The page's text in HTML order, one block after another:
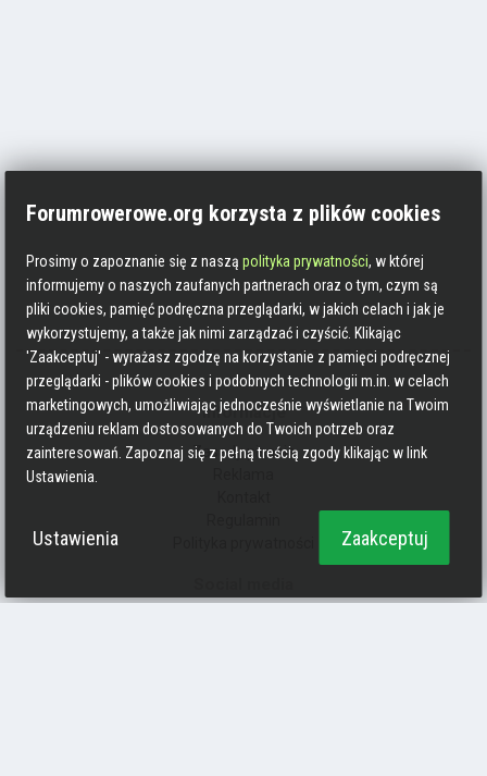
Informacje
Zasady pisania
Forumrowerowe.org korzysta z plików cookies
Prosimy o zapoznanie się z nasząpolityka prywatności, w której
informujemy o naszych zaufanych partnerach oraz o tym, czym są
pliki cookies, pamięć podręczna przeglądarki, w jakich celach i jak je
wykorzystujemy, a także jak nimi zarządzać i czyścić. Klikając
'Zaakceptuj' - wyrażasz zgodzę na korzystanie z pamięci podręcznej
przeglądarki - plików cookies i podobnych technologii m.in. w celach
marketingowych, umożliwiając jednocześnie wyświetlanie na Twoim
urządzeniu reklam dostosowanych do Twoich potrzeb oraz
zainteresowań. Zapoznaj się z pełną treścią zgody klikając w link
Ustawienia.
Ustawienia Zaakceptuj